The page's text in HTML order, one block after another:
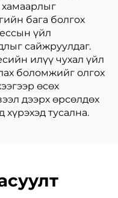
бага болгох
үйл
сайжруулдаг.
илүү чухал үйл
боломжийг олгох
өсөх
дээрх өрсөлдөх
тусална.